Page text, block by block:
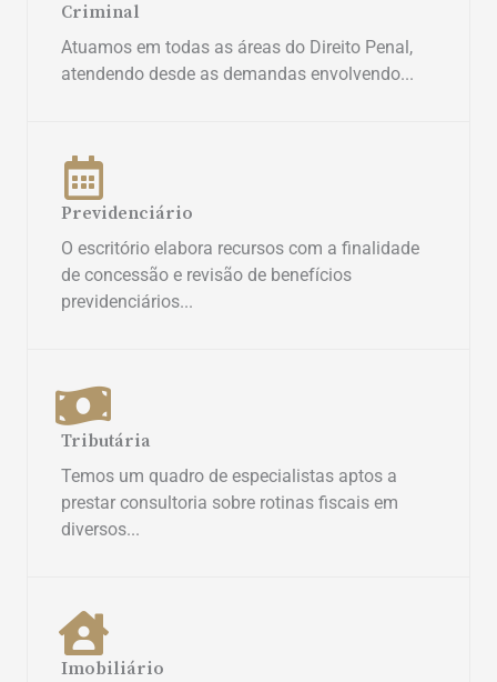
Criminal
Atuamos em todas as áreas do Direito Penal,
atendendo desde as demandas envolvendo...
Previdenciário
O escritório elabora recursos com a finalidade
de concessão e revisão de benefícios
previdenciários...
Tributária
Temos um quadro de especialistas aptos a
prestar consultoria sobre rotinas fiscais em
diversos...
Imobiliário